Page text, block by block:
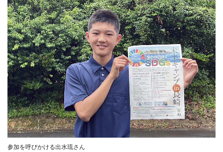
参加を呼びかける出水琉さん